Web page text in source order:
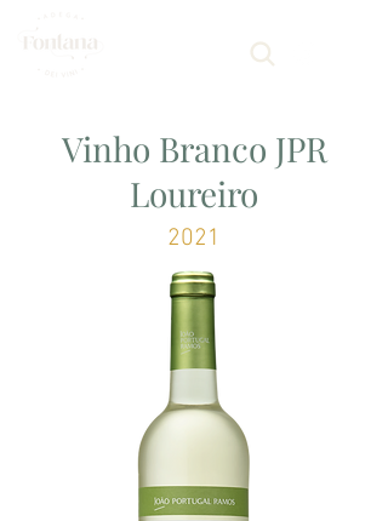
Vinho Branco JPR
Loureiro
2021